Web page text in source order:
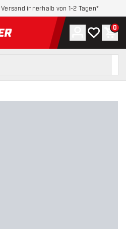
, Versand innerhalb von 1-2 Tagen*
Startseite
Konto
Meine 0